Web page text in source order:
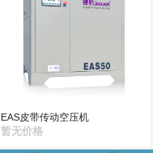
EAS皮带传动空压机
暂无价格